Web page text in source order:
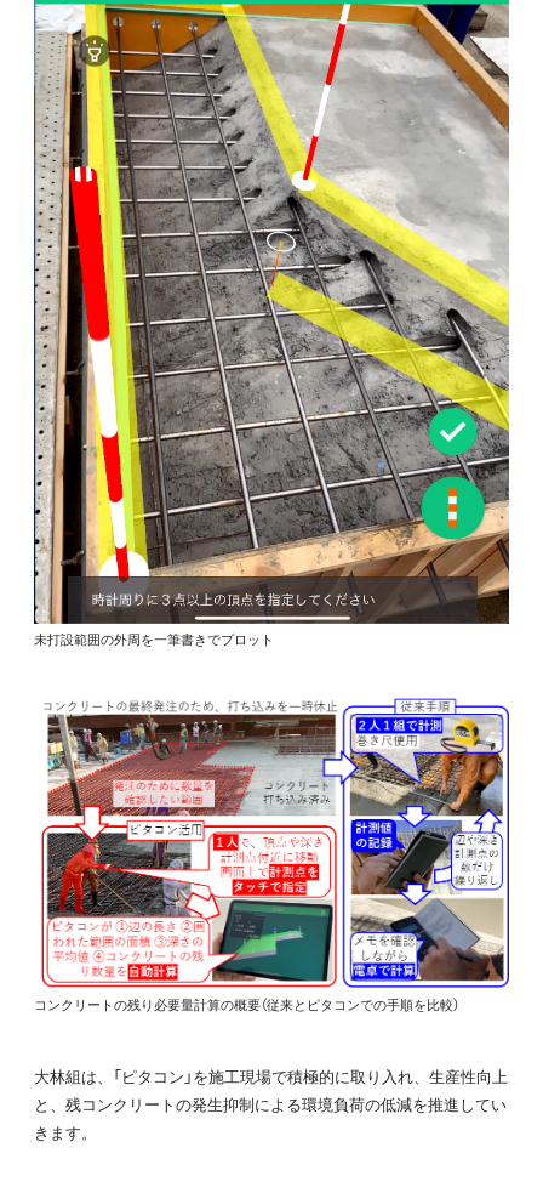
未打設範囲の外周を一筆書きでプロット
コンクリートの残り必要量計算の概要（従来とピタコンでの手順を比較）
大林組は、「ピタコン」を施工現場で積極的に取り入れ、生産性向上
と、残コンクリートの発生抑制による環境負荷の低減を推進してい
きます。